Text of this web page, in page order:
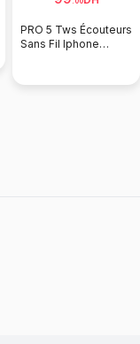
PRO 5 Tws Écouteurs
Sans Fil Iphone